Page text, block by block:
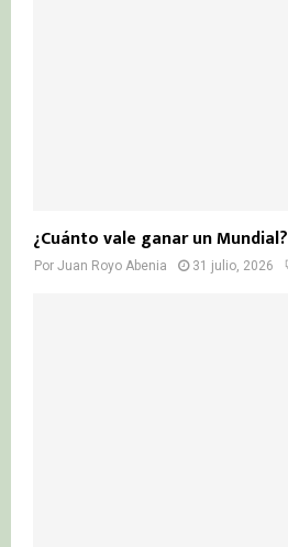
¿Cuánto vale ganar un Mundial?
Por Juan Royo Abenia 31 julio, 2026